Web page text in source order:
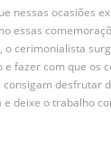
nessas ocasiões
essas
o cerimonialista
fazer com que os
consigam desfrutar
deixe o trabalho